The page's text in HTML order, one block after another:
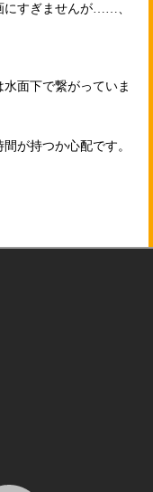
にすぎませんが……、
面下で繋がっていま
が持つか心配です。